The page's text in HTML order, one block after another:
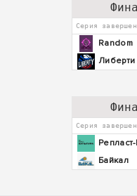
Серия
Random
Либерти
Серия
Репласт-
Байкал